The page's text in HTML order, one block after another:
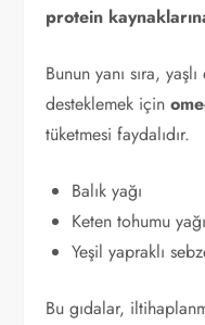
protein
Bunun yanı sıra,
desteklemek için
tüketmesi faydalıdır.
Balık yağı
Keten tohumu yağı
Yeşil yapraklı
Bu gıdalar,